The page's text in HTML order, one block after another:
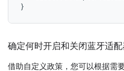
}
确定何时开启和关闭蓝牙适配
借助自定义政策，您可以根据需